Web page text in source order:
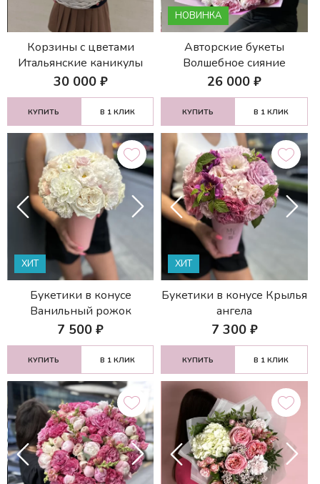
Корзины с цветами
Итальянские каникулы
30 000₽
КУПИТЬ В 1 КЛИК
НОВИНКА
Авторские букеты
Волшебное сияние
26 000 ₽
КУПИТЬ В 1 КЛИК
ХИТ
Букетики в конусе
Ванильный рожок
7 500 ₽
КУПИТЬ В 1 КЛИК
ХИТ
Букетики в конусе Крылья
ангела
7 300₽
КУПИТЬ В 1 КЛИК